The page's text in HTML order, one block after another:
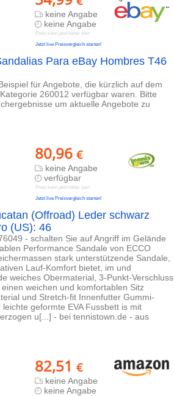
keine Angabe
keine Angabe
Preis kann jetzt höher sein
Jetzt live Preisvergleich starten!
Para eBay Hombres T46
für Angebote, die kürzlich auf dem
260012 verfügbar waren. Bitte
um aktuelle Angebote zu
80,96 €
keine Angabe
verfügbar
Preis kann jetzt höher sein
Jetzt live Preisvergleich starten!
(Offroad) Leder schwarz
(US): 46
- schalten Sie auf Angriff im Gelände
Performance Sandale von ECCO
stark unterstützende Sandale,
Lauf-Komfort bietet, im und
weiches Obermaterial, 3-Punkt-Verschluss
weichen und komfortablen Sitz
und Stretch-fit Innenfutter Gummi-
geformte EVA Fussbett is mit
u[...] - bei tennistown.de - aus
82,51 €
keine Angabe
keine Angabe